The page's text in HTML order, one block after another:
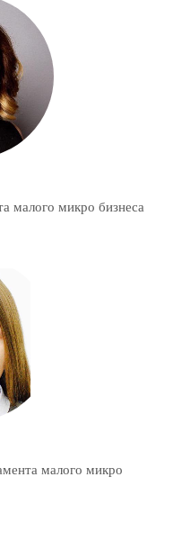
малого микро бизнеса
малого микро